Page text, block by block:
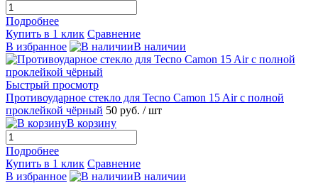
Подробнее
Купить в 1 клик Сравнение
В избранное
В наличии
Быстрый просмотр
Противоударное стекло для Tecno Camon 15 Air с полной
проклейкой чёрный 50 руб. / шт
В корзину
Подробнее
Купить в 1 клик Сравнение
В избранное
В наличии